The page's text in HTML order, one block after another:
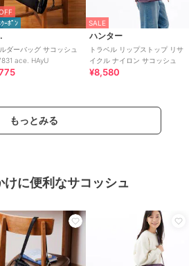
ｰﾎﾟﾝ
ダーバッグ サコッシュ
ace. HAyU
SALE
ハンター
トラベル リップストップ リサ
イクル ナイロン サコッシュ
¥8,580
もっとみる
に便利なサコッシュ